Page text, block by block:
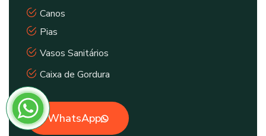
Canos
Pias
Vasos Sanitários
Caixa de Gordura
WhatsApp